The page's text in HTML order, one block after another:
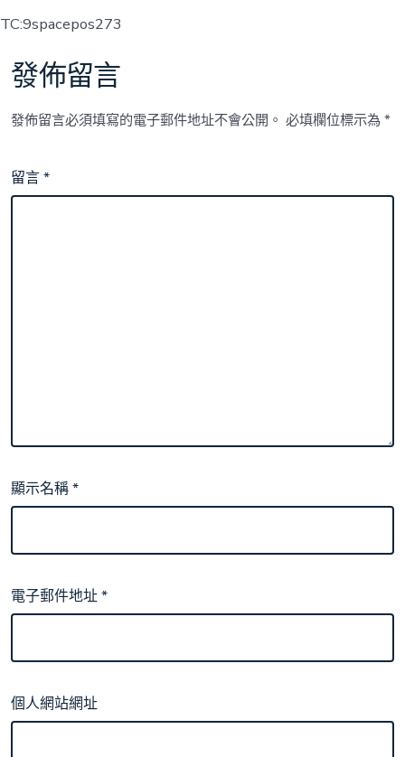
TC:9spacepos273
發佈留言
發佈留言必須填寫的電子郵件地址不會公開。 必填欄位標示為*
留言*
顯示名稱*
電子郵件地址*
個人網站網址